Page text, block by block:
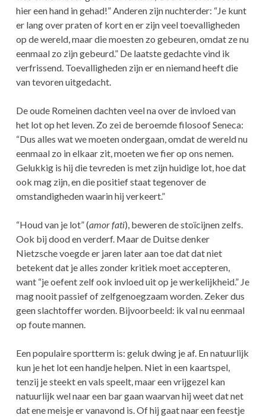
hier een hand in gehad!” Anderen zijn nuchterder: “Je kunt
er lang over praten of kort en er zijn veel toevalligheden
op de wereld, maar die moesten zo gebeuren, omdat ze nu
eenmaal zo zijn gebeurd.” De laatste gedachte vind ik
verfrissend. Toevalligheden zijn er en niemand heeft die
van tevoren uitgedacht.
De oude Romeinen dachten veel na over de invloed van
het lot op het leven. Zo zei de beroemde filosoof Seneca:
“Dus alles wat we moeten ondergaan, omdat de wereld nu
eenmaal zo in elkaar zit, moeten we fier op ons nemen.
Gelukkig is hij die tevreden is met zijn huidige lot, hoe dat
ook mag zijn, en die positief staat tegenover de
omstandigheden waarin hij verkeert.”
“Houd van je lot” (amor fati), beweren de stoïcijnen zelfs.
Ook bij dood en verderf. Maar de Duitse denker
Nietzsche voegde er jaren later aan toe dat dat niet
betekent dat je alles zonder kritiek moet accepteren,
want “je oefent zelf ook invloed uit op je werkelijkheid.” Je
mag nooit passief of zelfgenoegzaam worden. Zeker dus
geen slachtoffer worden. Bijvoorbeeld: ik val nu eenmaal
op foute mannen.
Een populaire sportterm is: geluk dwing je af. En natuurlijk
kun je het lot een handje helpen. Niet in een kaartspel,
tenzij je steekt en vals speelt, maar een vrijgezel kan
natuurlijk wel naar een bar gaan waarvan hij weet dat net
dat ene meisje er vanavond is. Of hij gaat naar een feestje